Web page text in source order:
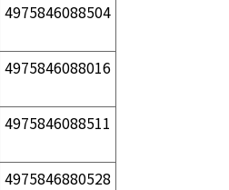
4975846088504
4975846088016
4975846088511
4975846880528